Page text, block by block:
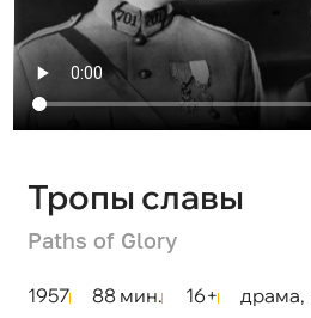
Тропы славы
Paths of Glory
1957 88 мин. 16+ драма,